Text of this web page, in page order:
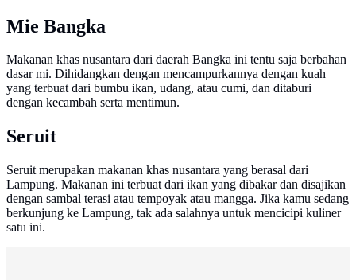
Mie Bangka
Makanan khas nusantara dari daerah Bangka ini tentu saja berbahan
dasar mi. Dihidangkan dengan mencampurkannya dengan kuah
yang terbuat dari bumbu ikan, udang, atau cumi, dan ditaburi
dengan kecambah serta mentimun.
Seruit
Seruit merupakan makanan khas nusantara yang berasal dari
Lampung. Makanan ini terbuat dari ikan yang dibakar dan disajikan
dengan sambal terasi atau tempoyak atau mangga. Jika kamu sedang
berkunjung ke Lampung, tak ada salahnya untuk mencicipi kuliner
satu ini.